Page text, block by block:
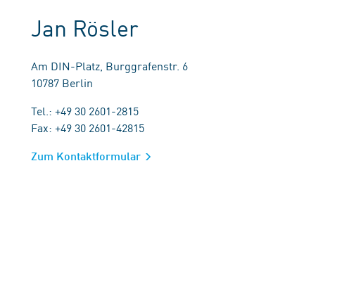
Jan Rösler
Am DIN-Platz, Burggrafenstr. 6
10787 Berlin
Tel.: +49 30 2601-2815
Fax: +49 30 2601-42815
Zum Kontaktformular